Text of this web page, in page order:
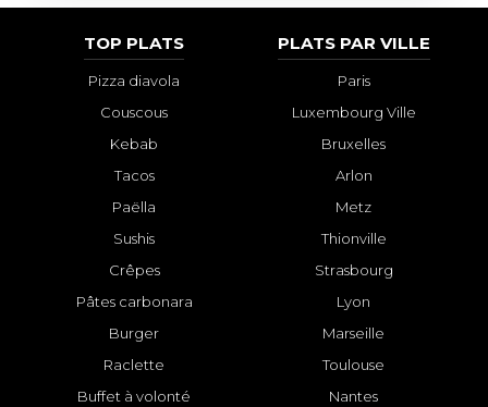
TOP PLATS
Pizza diavola
Couscous
Kebab
Tacos
Paëlla
Sushis
Crêpes
Pâtes carbonara
Burger
Raclette
Buffet à volonté
PLATS PAR VILLE
Paris
Luxembourg Ville
Bruxelles
Arlon
Metz
Thionville
Strasbourg
Lyon
Marseille
Toulouse
Nantes